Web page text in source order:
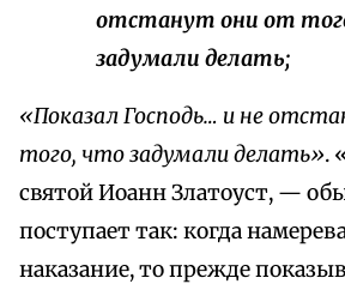
отстанут они от
задумали делать;
«Показал Господь… и не
того, что задумали делать».
святой Иоанн Златоуст, —
поступает так: когда
наказание, то прежде